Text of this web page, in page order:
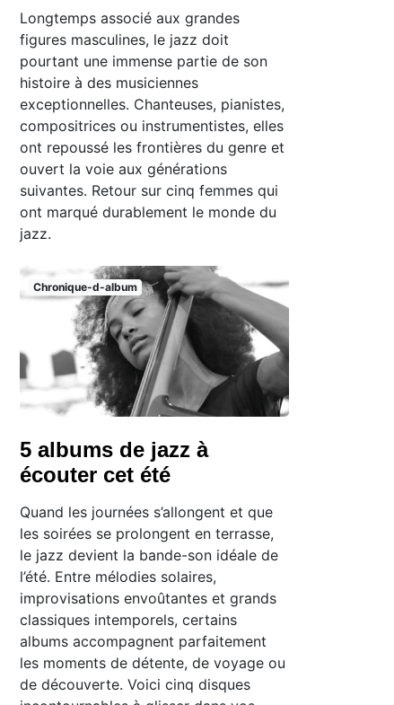
Longtemps associé aux grandes
figures masculines, le jazz doit
pourtant une immense partie de son
histoire à des musiciennes
exceptionnelles. Chanteuses, pianistes,
compositrices ou instrumentistes, elles
ont repoussé les frontières du genre et
ouvert la voie aux générations
suivantes. Retour sur cinq femmes qui
ont marqué durablement le monde du
jazz.
Chronique-d-album
5 albums de jazz à
écouter cet été
Quand les journées s’allongent et que
les soirées se prolongent en terrasse,
le jazz devient la bande-son idéale de
l’été. Entre mélodies solaires,
improvisations envoûtantes et grands
classiques intemporels, certains
albums accompagnent parfaitement
les moments de détente, de voyage ou
de découverte. Voici cinq disques